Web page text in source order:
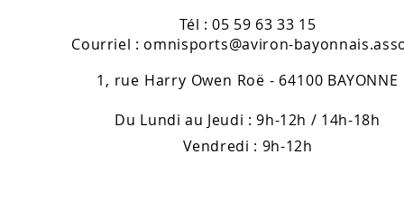
Tél : 05 59 63 33 15
Courriel : omnisports@aviron-
1, rue Harry Owen Roë - 64100 BAYONNE
Du Lundi au Jeudi : 9h-12h / 14h-18h
Vendredi : 9h-12h